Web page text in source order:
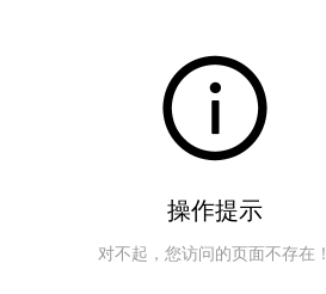
操作提示
对不起，您访问的页面不存在！